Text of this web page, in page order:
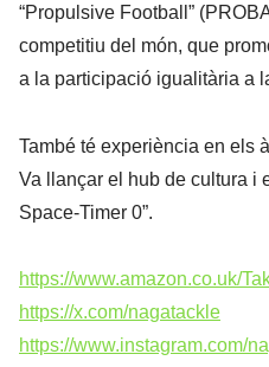
“Propulsive Football”
competitiu del món, que
a la participació igualitària a
També té experiència en els
Va llançar el hub de cultura i
Space-Timer 0”.
https://www.amazon.co.uk/
https://x.com/nagatackle
https://www.instagram.com/